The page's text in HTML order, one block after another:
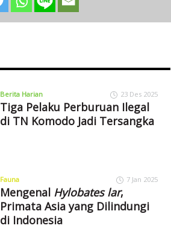
Berita Harian 23 Des 2025
Tiga Pelaku Perburuan Ilegal
di TN Komodo Jadi Tersangka
Fauna 7 Jan 2025
Mengenal Hylobates lar,
Primata Asia yang Dilindungi
di Indonesia